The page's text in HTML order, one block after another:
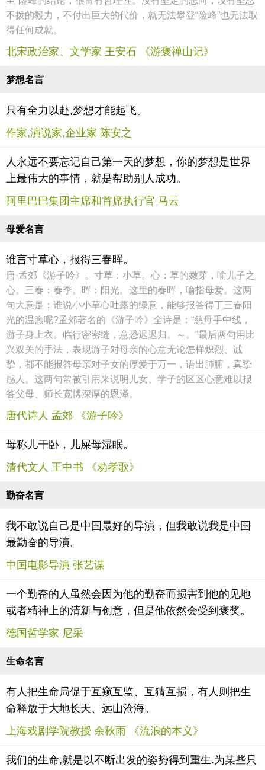
不拨的毅力，不付出巨大的代价，就无法攀登“险峰”也无法取
得任何成就。
北宋政治家、文学家 王安石 《游褒禅山记》
梦想名言
只有全力以赴,梦想才能起飞。
作家,演说家,企业家 陈安之
人永远不要忘记自己第一天的梦想，你的梦想是世界
上最伟大的事情，就是帮助别人成功。
阿里巴巴集团主席和首席执行官 马云
母爱名言
谁言寸草心，报得三春晖。
唐·孟郊《游子吟》。寸草：小草。心：草的嫩芽，喻儿子之
心。三春：春季。晖：阳光。这里的春晖，喻指母爱。这两
句大意是：谁说小小草心吐露的绿意，能够报答得丁三春阳
光的温煦呢?孟郊著名的《游子吟》全诗是：“慈母手中线，
游子身上衣。临行密密缝，意恐迟迟归。～。”最后两句用比
兴双关的手法，表现游子对母亲的心意无论怎样炽烈、诚
挚，都不能报答母亲对子女的厚爱于万一，语出肺腑，真挚
感人。这两句常被引用来说明儿女、学子的区区心意难以报
答父母、师长宽博深厚的恩泽。
唐代诗人 孟郊 《游子吟》
母称儿干卧，儿屎母湿眠。
清代文人 王中书 《劝孝歌》
勤奋名言
我不敢说自己是中国最好的导演，但我敢说我是中国
最勤奋的导演。
中国电影导演 张艺谋
一个勤奋的人虽然会因为他的勤奋而损害到他的见地
或者精神上的清新与创意，但是他依然会受到褒奖。
德国哲学家 尼采
生命名言
有人把生命局促于互窥互监、互猜互损，有人则把生
命释放于大地长天、远山沧海。
上海戏剧学院教授 余秋雨 《流浪的本义》
我们的生命,就是以不断出发的姿势得到重生.为某些只